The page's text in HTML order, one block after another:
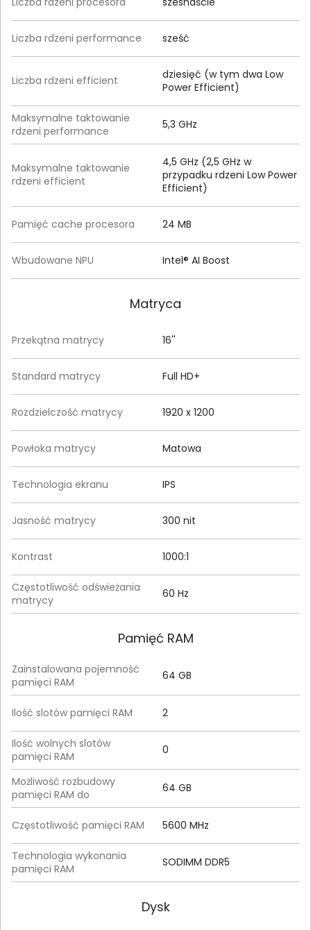
Liczba rdzeni performance sześć
Liczba rdzeni efficient
dziesięć (w tym dwa Low
Power Efficient)
Maksymalne taktowanie
rdzeni performance
5,3 GHz
Maksymalne taktowanie
rdzeni efficient
4,5 GHz (2,5 GHz w
przypadku rdzeni Low Power
Efficient)
Pamięć cache procesora 24 MB
Wbudowane NPU Intel® AI Boost
Matryca
Przekątna matrycy 16''
Standard matrycy Full HD+
Rozdzielczość matrycy 1920 x 1200
Powłoka matrycy Matowa
Technologia ekranu IPS
Jasność matrycy 300 nit
Kontrast 1000:1
Częstotliwość odświeżania
matrycy
60 Hz
Pamięć RAM
Zainstalowana pojemność
pamięci RAM
64 GB
Ilość slotów pamięci RAM 2
Ilość wolnych slotów
pamięci RAM
0
Możliwość rozbudowy
pamięci RAM do
64 GB
Częstotliwość pamięci RAM 5600 MHz
Technologia wykonania
pamięci RAM
SODIMM DDR5
Dysk